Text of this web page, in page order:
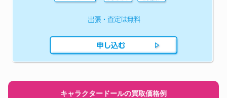
キャラクタードールの買取価格例